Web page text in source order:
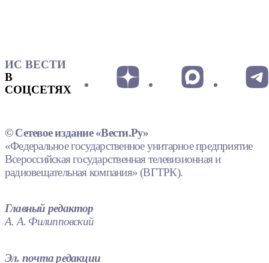
ИС ВЕСТИ
В
СОЦСЕТЯХ
© Сетевое издание «Вести.Ру»
«Федеральное государственное унитарное предприятие
Всероссийская государственная телевизионная и
радиовещательная компания» (ВГТРК).
Главный редактор
А. А. Филипповский
Эл. почта редакции